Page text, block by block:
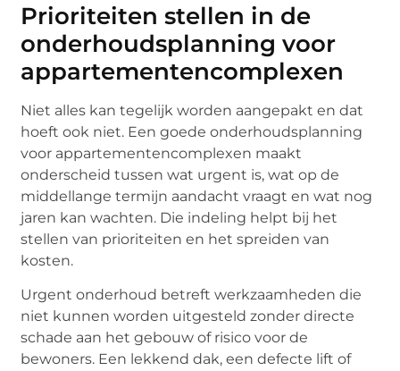
Prioriteiten stellen in de
onderhoudsplanning voor
appartementencomplexen
Niet alles kan tegelijk worden aangepakt en dat
hoeft ook niet. Een goede onderhoudsplanning
voor appartementencomplexen maakt
onderscheid tussen wat urgent is, wat op de
middellange termijn aandacht vraagt en wat nog
jaren kan wachten. Die indeling helpt bij het
stellen van prioriteiten en het spreiden van
kosten.
Urgent onderhoud betreft werkzaamheden die
niet kunnen worden uitgesteld zonder directe
schade aan het gebouw of risico voor de
bewoners. Een lekkend dak, een defecte lift of